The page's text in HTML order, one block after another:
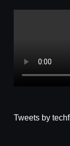
Tweets by